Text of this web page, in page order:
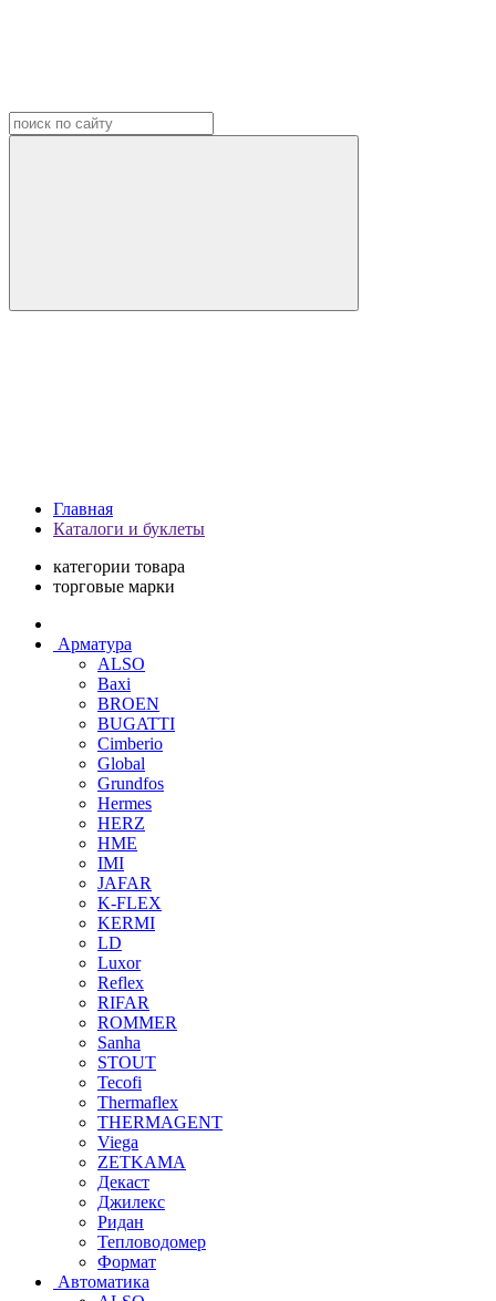
Главная
Каталоги и буклеты
категории товара
торговые марки
Арматура
ALSO
Baxi
BROEN
BUGATTI
Cimberio
Global
Grundfos
Hermes
HERZ
HME
IMI
JAFAR
K-FLEX
KERMI
LD
Luxor
Reflex
RIFAR
ROMMER
Sanha
STOUT
Tecofi
Thermaflex
THERMAGENT
Viega
ZETKAMA
Декаст
Джилекс
Ридан
Тепловодомер
Формат
Автоматика